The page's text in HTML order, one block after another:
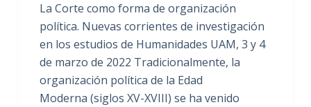
La Corte como forma de organización
política. Nuevas corrientes de investigación
en los estudios de Humanidades UAM, 3 y 4
de marzo de 2022 Tradicionalmente, la
organización política de la Edad
Moderna (siglos XV-XVIII) se ha venido